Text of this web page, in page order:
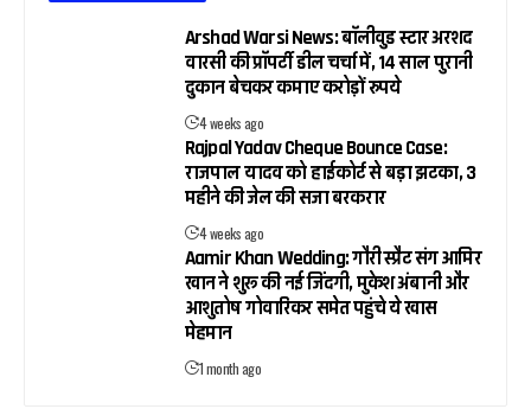
Arshad Warsi News: बॉलीवुड स्टार अरशद
वारसी की प्रॉपर्टी डील चर्चा में, 14 साल पुरानी
दुकान बेचकर कमाए करोड़ों रुपये
4 weeks ago
Rajpal Yadav Cheque Bounce Case:
राजपाल यादव को हाईकोर्ट से बड़ा झटका, 3
महीने की जेल की सजा बरकरार
4 weeks ago
Aamir Khan Wedding: गौरी स्प्रैट संग आमिर
खान ने शुरू की नई जिंदगी, मुकेश अंबानी और
आशुतोष गोवारिकर समेत पहुंचे ये खास
मेहमान
1 month ago